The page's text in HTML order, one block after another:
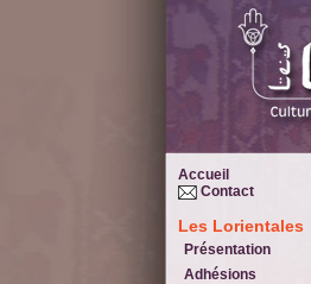
Accueil
Contact
Les Lorientales
Présentation
Adhésions